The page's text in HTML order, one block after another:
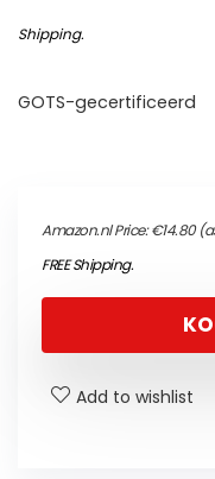
Shipping.
GOTS-gecertificeerd
Amazon.nl Price:€14.80
FREE Shipping.
Add to wishlist